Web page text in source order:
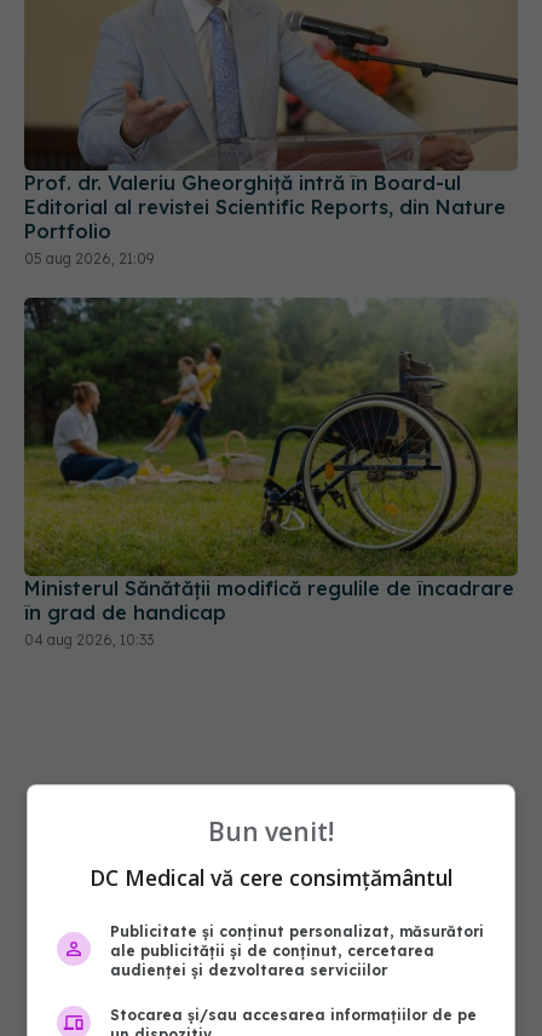
Prof. dr. Valeriu Gheorghiță intră în Board-ul
Editorial al revistei Scientific Reports, din Nature
Portfolio
05 aug 2026, 21:09
Ministerul Sănătății modifică regulile de încadrare
în grad de handicap
04 aug 2026, 10:33
Bun venit!
DC Medical vă cere consimțământul
Publicitate și conținut personalizat, măsurători
ale publicității și de conținut, cercetarea
audienței și dezvoltarea serviciilor
Stocarea și/sau accesarea informațiilor de pe